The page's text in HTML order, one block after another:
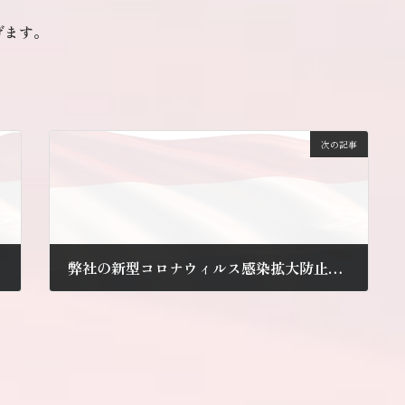
す。
次の記事
弊社の新型コロナウィルス感染拡大防止体制について